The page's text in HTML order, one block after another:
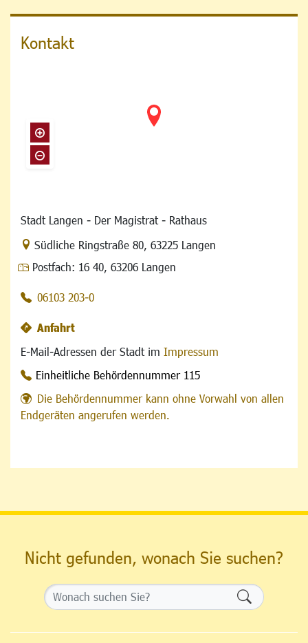
Kontakt
Stadt Langen - Der Magistrat - Rathaus
Link zur Google-Maps Navigation
Südliche Ringstraße 80, 63225 Langen
Postfach: 16 40, 63206 Langen
06103 203-0
Anfahrt
E-Mail-Adressen der Stadt im Impressum
Einheitliche Behördennummer 115
Die Behördennummer kann ohne Vorwahl von allen
Endgeräten angerufen werden.
Nicht gefunden, wonach Sie suchen?